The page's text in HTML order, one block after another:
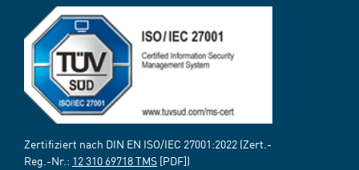
Zertifiziert nach DIN EN ISO/IEC 27001:2022 (Zert.-
Reg.-Nr.: 12 310 69718 TMS [PDF])